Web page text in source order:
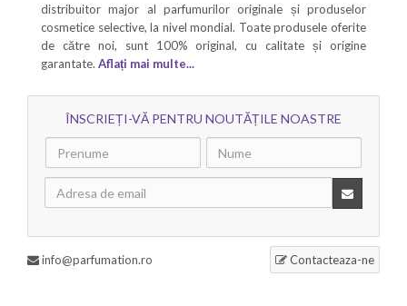
distribuitor major al parfumurilor originale și produselor
cosmetice selective, la nivel mondial. Toate produsele oferite
de către noi, sunt 100% original, cu calitate și origine
garantate. Aflați mai multe...
ÎNSCRIEȚI-VĂ PENTRU NOUTĂȚILE NOASTRE
Contacteaza-ne
info@parfumation.ro